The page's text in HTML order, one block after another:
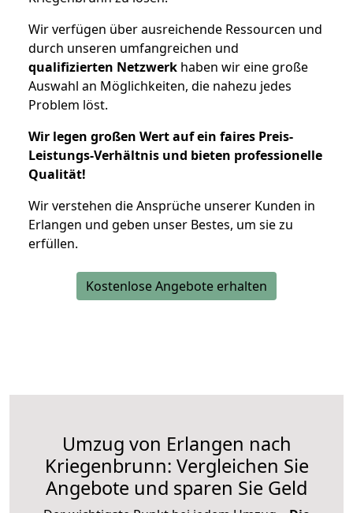
Wir verfügen über ausreichende Ressourcen und
durch unseren umfangreichen und
qualifizierten Netzwerk haben wir eine große
Auswahl an Möglichkeiten, die nahezu jedes
Problem löst.
Wir legen großen Wert auf ein faires Preis-
Leistungs-Verhältnis und bieten professionelle
Qualität!
Wir verstehen die Ansprüche unserer Kunden in
Erlangen und geben unser Bestes, um sie zu
erfüllen.
Kostenlose Angebote erhalten
Umzug von Erlangen nach
Kriegenbrunn: Vergleichen Sie
Angebote und sparen Sie Geld